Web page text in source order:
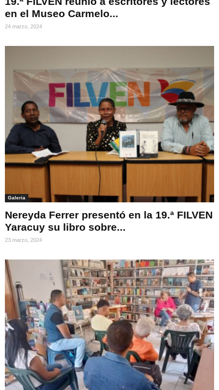
en el Museo Carmelo...
24 marzo, 2024
Galeria
Nereyda Ferrer presentó en la 19.ª FILVEN
Yaracuy su libro sobre...
23 marzo, 2024